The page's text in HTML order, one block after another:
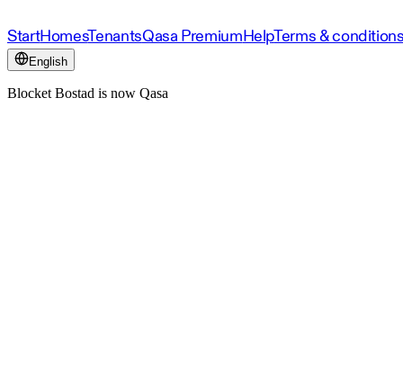
StartHomesTenantsQasa PremiumHelpTerms &
English
Blocket Bostad is now Qasa